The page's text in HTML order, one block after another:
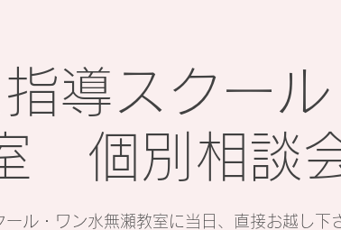
導スクール
個別相談
ル・ワン水無瀬教室に当日、直接お越し下